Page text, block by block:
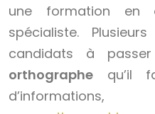
une formation en
spécialiste.
candidats à
orthographe qu’il